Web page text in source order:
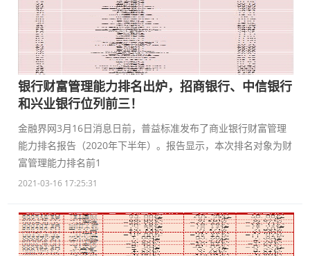
银行财富管理能力排名出炉，招商银行、中信银行
和兴业银行位列前三！
金融界网3月16日消息日前，普益标准发布了商业银行财富管理
能力排名报告（2020年下半年）。报告显示，本次排名对象为财
富管理能力排名前1
2021-03-16 17:25:31